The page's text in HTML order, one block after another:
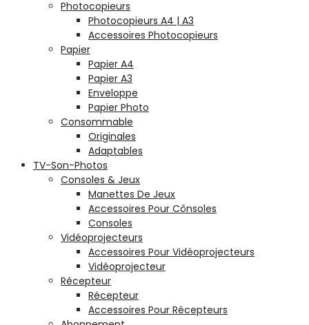
Photocopieurs
Photocopieurs A4 | A3
Accessoires Photocopieurs
Papier
Papier A4
Papier A3
Enveloppe
Papier Photo
Consommable
Originales
Adaptables
TV-Son-Photos
Consoles & Jeux
Manettes De Jeux
Accessoires Pour Cônsoles
Consoles
Vidéoprojecteurs
Accessoires Pour Vidéoprojecteurs
Vidéoprojecteur
Récepteur
Récepteur
Accessoires Pour Récepteurs